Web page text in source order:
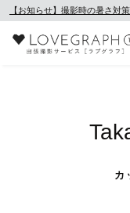
【お知らせ】撮影時の暑さ対
カ